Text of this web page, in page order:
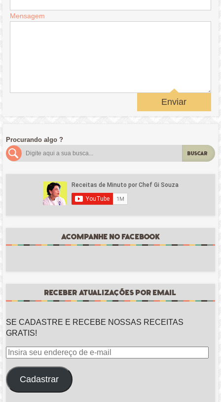
Mensagem
Enviar
Procurando algo ?
BUSCAR
ACOMPANHE NO FACEBOOK
RECEBER ATUALIZAÇÕES POR EMAIL
SE CADASTRE E RECEBE NOSSAS RECEITAS
GRATIS!
Insira
endereço
de
Cadastrar